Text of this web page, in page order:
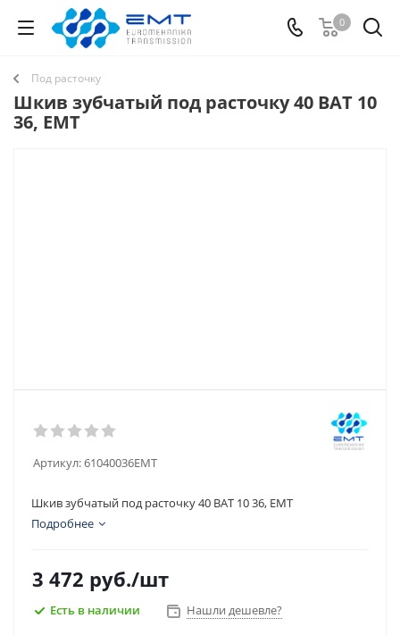
0
Под расточку
Шкив зубчатый под расточку 40 BAT 10
36, EMT
Артикул:61040036EMT
Шкив зубчатый под расточку 40 BAT 10 36, EMT
Подробнее
3 472 руб./шт
Есть в наличии Нашли дешевле?